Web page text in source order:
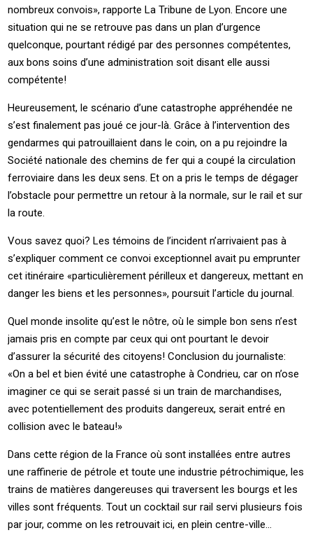
nombreux convois», rapporte La Tribune de Lyon. Encore une
situation qui ne se retrouve pas dans un plan d’urgence
quelconque, pourtant rédigé par des personnes compétentes,
aux bons soins d’une administration soit disant elle aussi
compétente!
Heureusement, le scénario d’une catastrophe appréhendée ne
s’est finalement pas joué ce jour-là. Grâce à l’intervention des
gendarmes qui patrouillaient dans le coin, on a pu rejoindre la
Société nationale des chemins de fer qui a coupé la circulation
ferroviaire dans les deux sens. Et on a pris le temps de dégager
l’obstacle pour permettre un retour à la normale, sur le rail et sur
la route.
Vous savez quoi? Les témoins de l’incident n’arrivaient pas à
s’expliquer comment ce convoi exceptionnel avait pu emprunter
cet itinéraire «particulièrement périlleux et dangereux, mettant en
danger les biens et les personnes», poursuit l’article du journal.
Quel monde insolite qu’est le nôtre, où le simple bon sens n’est
jamais pris en compte par ceux qui ont pourtant le devoir
d’assurer la sécurité des citoyens! Conclusion du journaliste:
«On a bel et bien évité une catastrophe à Condrieu, car on n’ose
imaginer ce qui se serait passé si un train de marchandises,
avec potentiellement des produits dangereux, serait entré en
collision avec le bateau!»
Dans cette région de la France où sont installées entre autres
une raffinerie de pétrole et toute une industrie pétrochimique, les
trains de matières dangereuses qui traversent les bourgs et les
villes sont fréquents. Tout un cocktail sur rail servi plusieurs fois
par jour, comme on les retrouvait ici, en plein centre-ville…